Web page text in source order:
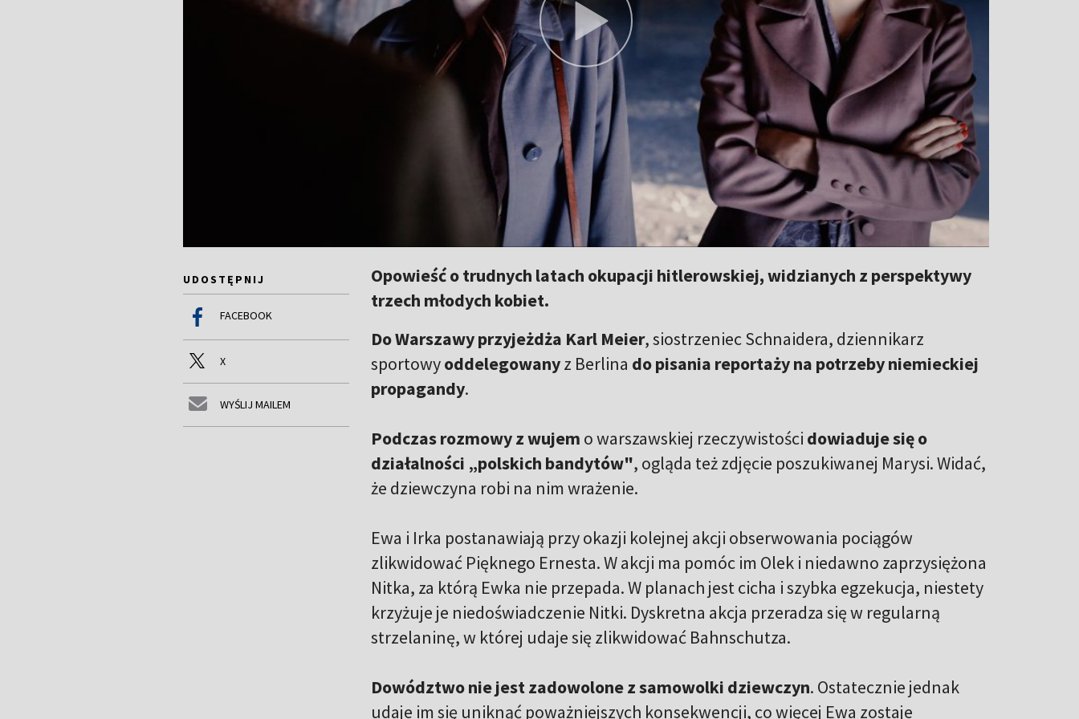
UDOSTĘPNIJ
FACEBOOK
X
WYŚLIJ MAILEM
Opowieść o trudnych latach okupacji hitlerowskiej, widzianych z perspektywy
trzech młodych kobiet.
Do Warszawy przyjeżdża Karl Meier, siostrzeniec Schnaidera, dziennikarz
sportowyoddelegowanyz Berlina do pisania reportaży na potrzeby niemieckiej
propagandy.
Podczas rozmowy z wujem o warszawskiej rzeczywistości dowiaduje się o
działalności „polskich bandytów", ogląda też zdjęcie poszukiwanej Marysi. Widać,
że dziewczyna robi na nim wrażenie.
Ewa i Irka postanawiają przy okazji kolejnej akcji obserwowania pociągów
zlikwidować Pięknego Ernesta. W akcji ma pomóc im Olek i niedawno zaprzysiężona
Nitka, za którą Ewka nie przepada. W planach jest cicha i szybka egzekucja, niestety
krzyżuje je niedoświadczenie Nitki. Dyskretna akcja przeradza się w regularną
strzelaninę, w której udaje się zlikwidować Bahnschutza.
Dowództwo nie jest zadowolone z samowolki dziewczyn. Ostatecznie jednak
udaje im się uniknąć poważniejszych konsekwencji, co więcej Ewa zostaje